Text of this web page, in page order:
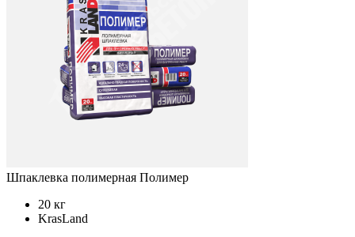
Шпаклевка полимерная Полимер
20 кг
KrasLand